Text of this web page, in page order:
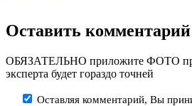
Оставить комментарий
ОБЯЗАТЕЛЬНО приложите ФОТО
эксперта будет гораздо точней
Оставляя комментарий, Вы